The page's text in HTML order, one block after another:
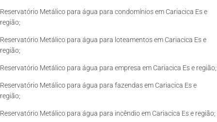
Reservatório Metálico para água para condomínios em Cariacica Es e
região;
Reservatório Metálico para água para loteamentos em Cariacica Es e
região;
Reservatório Metálico para água para empresa em Cariacica Es e região;
Reservatório Metálico para água para fazendas em Cariacica Es e
região;
Reservatório Metálico para água para incêndio em Cariacica Es e região;